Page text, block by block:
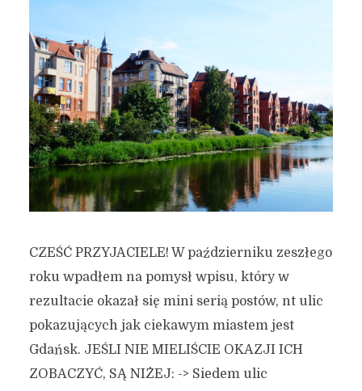
CZEŚĆ PRZYJACIELE! W październiku zeszłego
roku wpadłem na pomysł wpisu, który w
rezultacie okazał się mini serią postów, nt ulic
pokazujących jak ciekawym miastem jest
Gdańsk. JEŚLI NIE MIELIŚCIE OKAZJI ICH
ZOBACZYĆ, SĄ NIŻEJ: -> Siedem ulic